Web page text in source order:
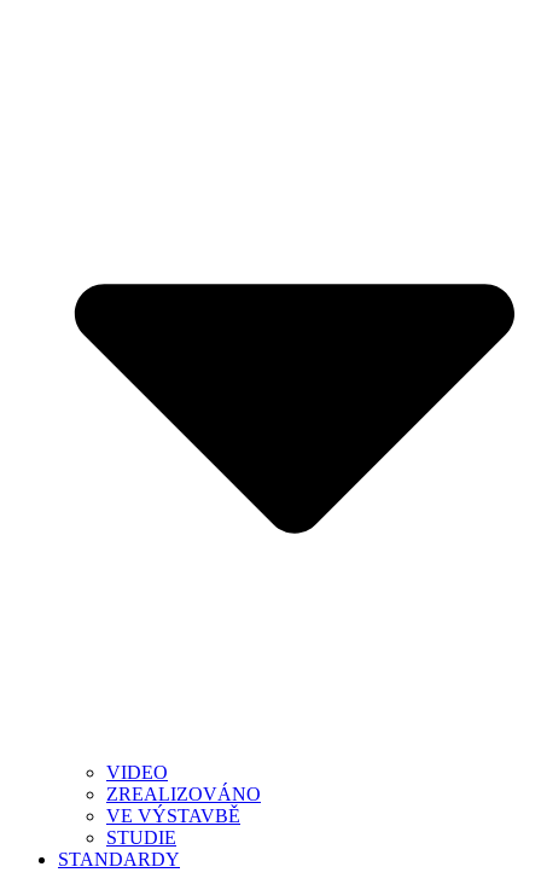
VIDEO
ZREALIZOVÁNO
VE VÝSTAVBĚ
STUDIE
STANDARDY